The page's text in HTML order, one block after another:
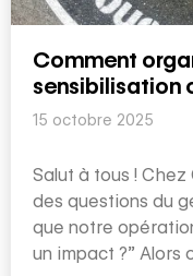
Comment
sensibilisation
15 octobre 2025
Salut à tous !
des questions du
que notre
un impact ?” Alors